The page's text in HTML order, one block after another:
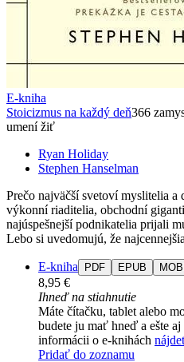
E-kniha
Stoicizmus na každý deň366
umení žiť
Ryan Holiday
Stephen Hanselman
Prečo najväčší svetoví myslitelia
výkonní riaditelia, obchodní
najúspešnejší podnikatelia prijali
Lebo si uvedomujú, že najcennejšia
E-kniha PDF EPUB
8,95 €
Ihneď na stiahnutie
Máte čítačku, tablet alebo
budete ju mať hneď a ešte
informácii o e-knihách
Pridať do zoznamu